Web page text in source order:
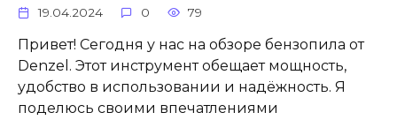
19.04.2024 0 79
Привет! Сегодня у нас на обзоре бензопила от
Denzel. Этот инструмент обещает мощность,
удобство в использовании и надёжность. Я
поделюсь своими впечатлениями